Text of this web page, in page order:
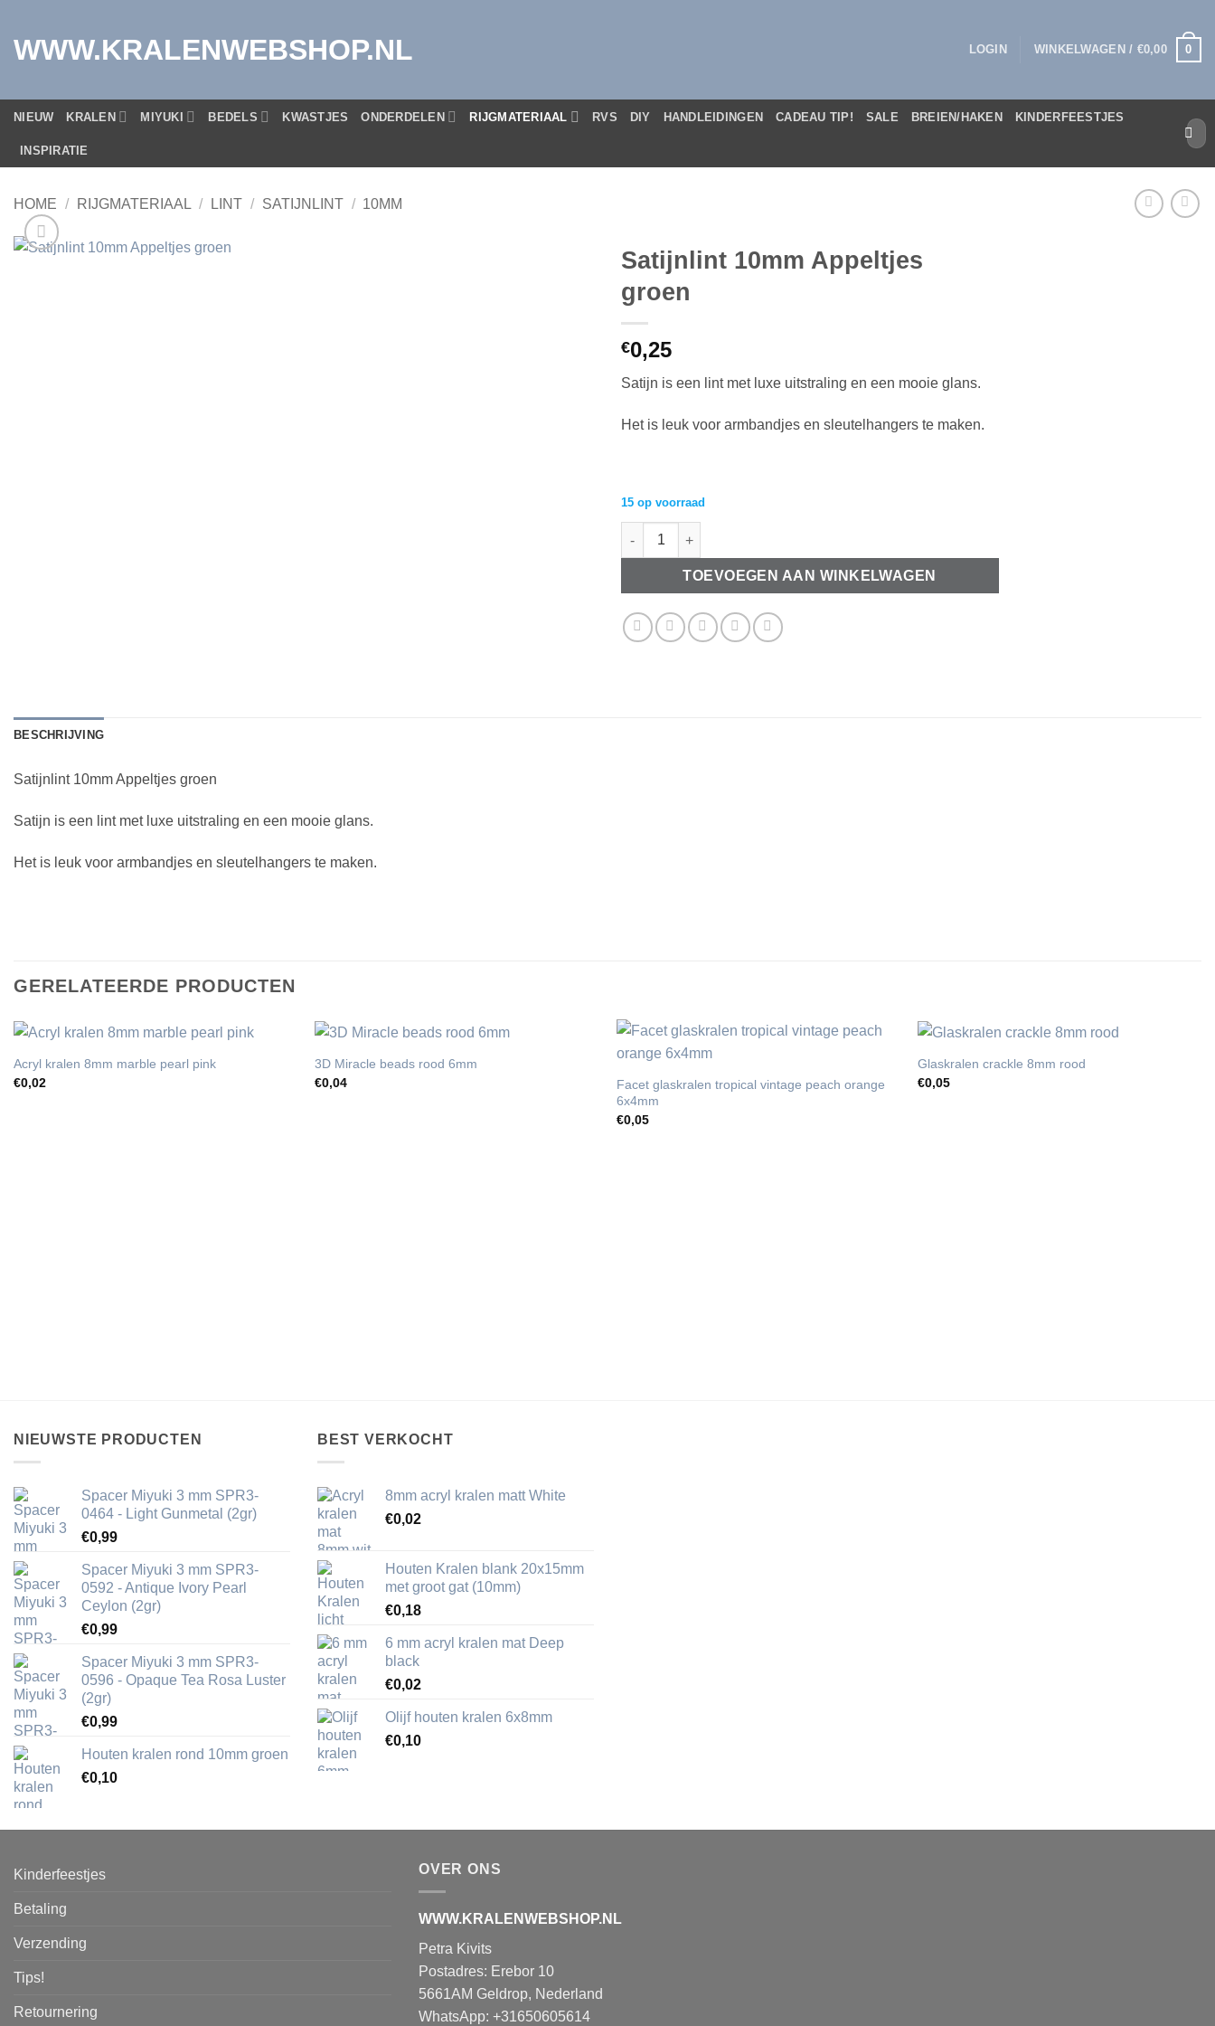
inhoud
WWW.KRALENWEBSHOP.NL LOGIN WINKELWAGEN / €0,00 0
NIEUW KRALEN MIYUKI BEDELS KWASTJES ONDERDELEN RIJGMATERIAAL RVS DIY HANDLEIDINGEN CADEAU TIP! SALE BREIEN/HAKEN KINDERFEESTJES
INSPIRATIE
naar:
HOME / RIJGMATERIAAL / LINT / SATIJNLINT / 10MM
Satijnlint 10mm Appeltjes
groen
€0,25
Satijn is een lint met luxe uitstraling en een mooie glans.
Het is leuk voor armbandjes en sleutelhangers te maken.
15 op voorraad
Satijnlint 10mm Appeltjes groen aantal
TOEVOEGEN AAN WINKELWAGEN
BESCHRIJVING
Satijnlint 10mm Appeltjes groen
Satijn is een lint met luxe uitstraling en een mooie glans.
Het is leuk voor armbandjes en sleutelhangers te maken.
GERELATEERDE PRODUCTEN
Acryl kralen 8mm marble pearl pink
€0,02
3D Miracle beads rood 6mm
€0,04
Facet glaskralen tropical vintage peach orange
6x4mm
€0,05
Glaskralen crackle 8mm rood
€0,05
NIEUWSTE PRODUCTEN
Spacer Miyuki 3 mm SPR3-
0464 - Light Gunmetal (2gr)
€0,99
Spacer Miyuki 3 mm SPR3-
0592 - Antique Ivory Pearl
Ceylon (2gr)
€0,99
Spacer Miyuki 3 mm SPR3-
0596 - Opaque Tea Rosa Luster
(2gr)
€0,99
Houten kralen rond 10mm groen
€0,10
BEST VERKOCHT
8mm acryl kralen matt White
€0,02
Houten Kralen blank 20x15mm
met groot gat (10mm)
€0,18
6 mm acryl kralen mat Deep
black
€0,02
Olijf houten kralen 6x8mm
€0,10
Kinderfeestjes
Betaling
Verzending
Tips!
Retournering
OVER ONS
WWW.KRALENWEBSHOP.NL
Petra Kivits
Postadres: Erebor 10
5661AM Geldrop, Nederland
WhatsApp: +31650605614